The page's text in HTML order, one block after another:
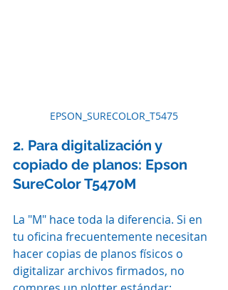
EPSON_SURECOLOR_T5475
2. Para digitalización y
copiado de planos: Epson
SureColor T5470M
La "M" hace toda la diferencia. Si en
tu oficina frecuentemente necesitan
hacer copias de planos físicos o
digitalizar archivos firmados, no